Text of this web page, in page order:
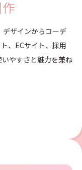
デザインからコーデ
、ECサイト、採用
やすさと魅力を兼ね